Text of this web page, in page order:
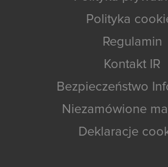
Polityka
Regulamin
Kontakt IR
Bezpieczeństwo
Niezamówione
Deklaracje